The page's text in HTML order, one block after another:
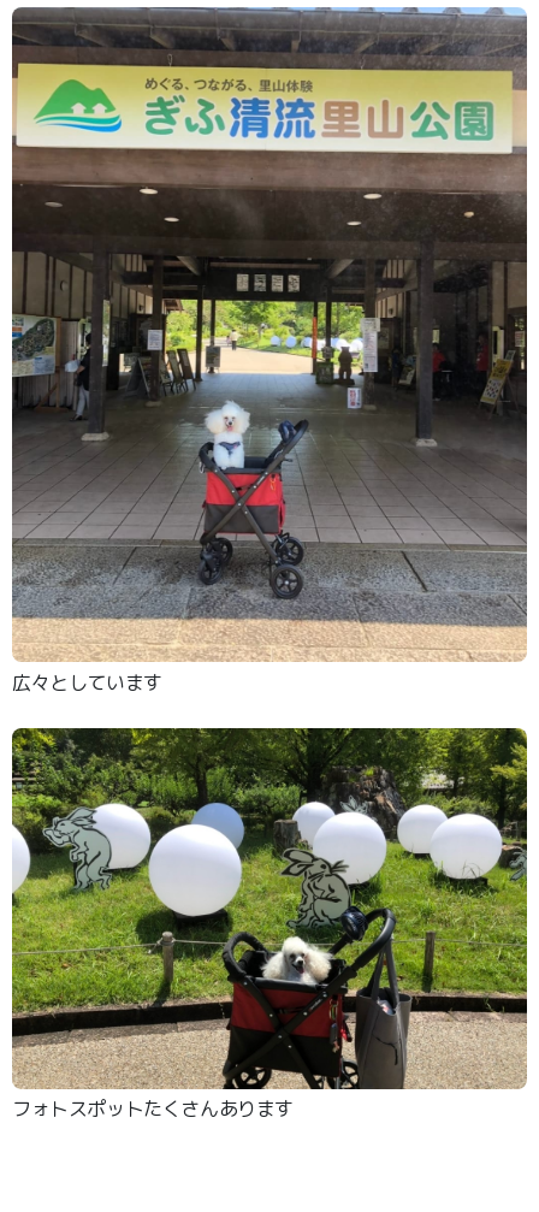
広々としています
フォトスポットたくさんあります